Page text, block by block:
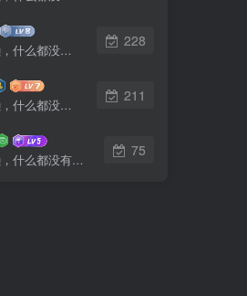
这家伙很懒，什么都没有写...
228
这家伙很懒，什么都没有写...
211
这家伙很懒，什么都没有写...
75